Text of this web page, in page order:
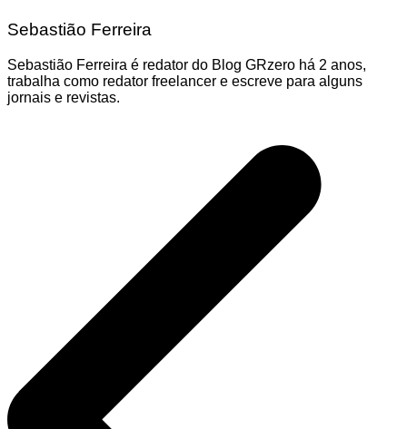
Sebastião Ferreira
Sebastião Ferreira é redator do Blog GRzero há 2 anos,
trabalha como redator freelancer e escreve para alguns
jornais e revistas.